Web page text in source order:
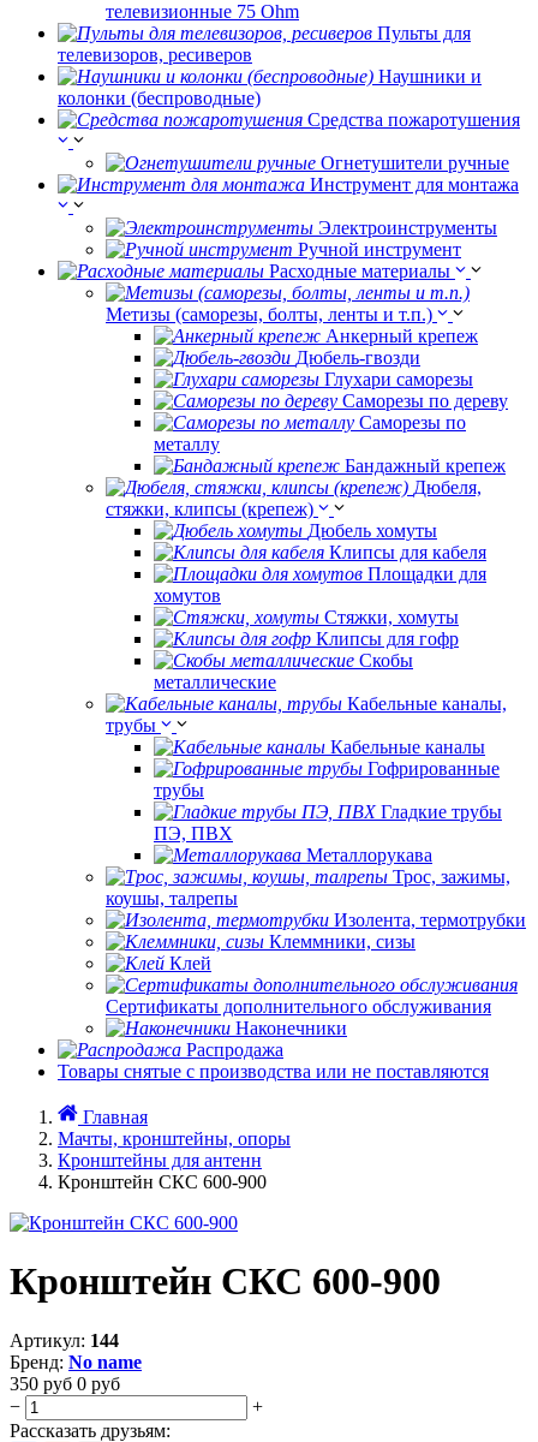
телевизионные 75 Ohm
Пульты для
телевизоров, ресиверов
Наушники и
колонки (беспроводные)
Средства пожаротушения
Огнетушители ручные
Инструмент для монтажа
Электроинструменты
Ручной инструмент
Расходные материалы
Метизы (саморезы, болты, ленты и т.п.)
Анкерный крепеж
Дюбель-гвозди
Глухари саморезы
Саморезы по дереву
Саморезы по
металлу
Бандажный крепеж
Дюбеля,
стяжки, клипсы (крепеж)
Дюбель хомуты
Клипсы для кабеля
Площадки для
хомутов
Стяжки, хомуты
Клипсы для гофр
Скобы
металлические
Кабельные каналы,
трубы
Кабельные каналы
Гофрированные
трубы
Гладкие трубы
ПЭ, ПВХ
Металлорукава
Трос, зажимы,
коушы, талрепы
Изолента, термотрубки
Клеммники, сизы
Клей
Сертификаты дополнительного обслуживания
Наконечники
Распродажа
Товары снятые с производства или не поставляются
Главная
Мачты, кронштейны, опоры
Кронштейны для антенн
Кронштейн СКС 600-900
Кронштейн СКС 600-900
Артикул: 144
Бренд: No name
350 руб 0 руб
−
+
Рассказать друзьям: